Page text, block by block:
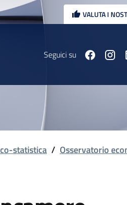
VALUTA I
Seguici su
statistica / Osservatorio